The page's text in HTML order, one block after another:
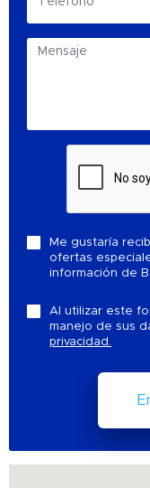
Me gustaría
ofertas
información de
Al utilizar este
manejo de sus
privacidad.